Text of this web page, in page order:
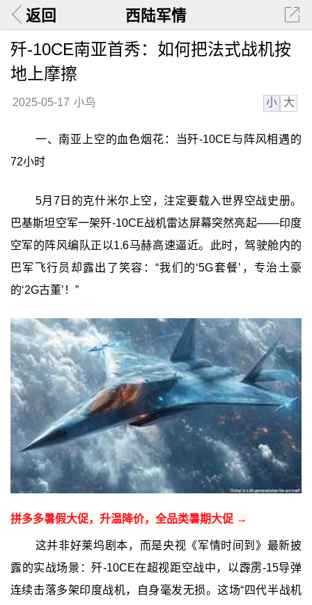
返回 西陆军情
歼-10CE南亚首秀：如何把法式战机按
地上摩擦
2025-05-17 小鸟 小 大
一、南亚上空的血色烟花：当歼-10CE与阵风相遇的
72小时
5月7日的克什米尔上空，注定要载入世界空战史册。
巴基斯坦空军一架歼-10CE战机雷达屏幕突然亮起——印度
空军的阵风编队正以1.6马赫高速逼近。此时，驾驶舱内的
巴军飞行员却露出了笑容：“我们的‘5G套餐’，专治土豪
的‘2G古董’！”
拼多多暑假大促，升温降价，全品类暑期大促 →
这并非好莱坞剧本，而是央视《军情时间到》最新披
露的实战场景：歼-10CE在超视距空战中，以霹雳-15导弹
连续击落多架印度战机，自身毫发无损。这场“四代半战机